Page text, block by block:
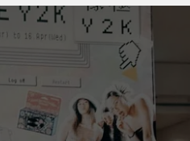
12/07/2026